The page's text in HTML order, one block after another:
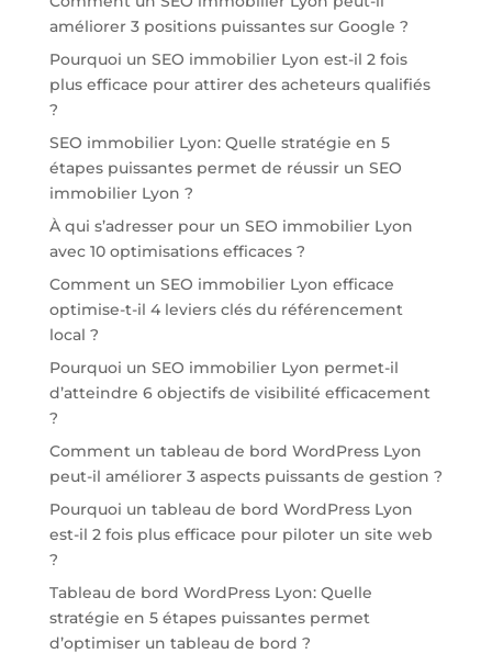
améliorer 3 positions puissantes sur Google ?
Pourquoi un SEO immobilier Lyon est-il 2 fois
plus efficace pour attirer des acheteurs qualifiés
?
SEO immobilier Lyon: Quelle stratégie en 5
étapes puissantes permet de réussir un SEO
immobilier Lyon ?
À qui s’adresser pour un SEO immobilier Lyon
avec 10 optimisations efficaces ?
Comment un SEO immobilier Lyon efficace
optimise-t-il 4 leviers clés du référencement
local ?
Pourquoi un SEO immobilier Lyon permet-il
d’atteindre 6 objectifs de visibilité efficacement
?
Comment un tableau de bord WordPress Lyon
peut-il améliorer 3 aspects puissants de gestion ?
Pourquoi un tableau de bord WordPress Lyon
est-il 2 fois plus efficace pour piloter un site web
?
Tableau de bord WordPress Lyon: Quelle
stratégie en 5 étapes puissantes permet
d’optimiser un tableau de bord ?